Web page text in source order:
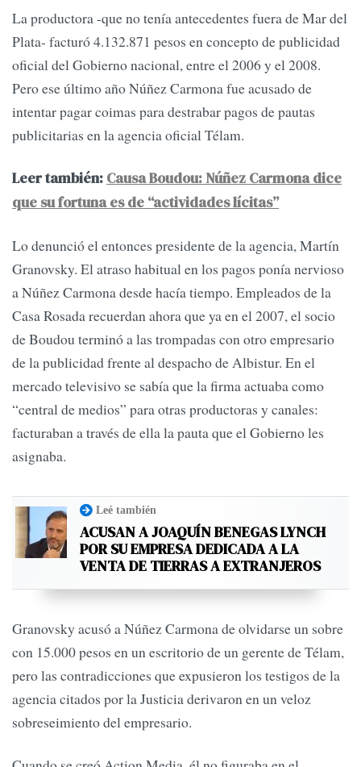
La productora -que no tenía antecedentes fuera de Mar del
Plata- facturó 4.132.871 pesos en concepto de publicidad
oficial del Gobierno nacional, entre el 2006 y el 2008.
Pero ese último año Núñez Carmona fue acusado de
intentar pagar coimas para destrabar pagos de pautas
publicitarias en la agencia oficial Télam.
Leer también: Causa Boudou: Núñez Carmona dice
que su fortuna es de “actividades lícitas”
Lo denunció el entonces presidente de la agencia, Martín
Granovsky. El atraso habitual en los pagos ponía nervioso
a Núñez Carmona desde hacía tiempo. Empleados de la
Casa Rosada recuerdan ahora que ya en el 2007, el socio
de Boudou terminó a las trompadas con otro empresario
de la publicidad frente al despacho de Albistur. En el
mercado televisivo se sabía que la firma actuaba como
“central de medios” para otras productoras y canales:
facturaban a través de ella la pauta que el Gobierno les
asignaba.
Leé también
ACUSAN A JOAQUÍN BENEGAS LYNCH
POR SU EMPRESA DEDICADA A LA
VENTA DE TIERRAS A EXTRANJEROS
Granovsky acusó a Núñez Carmona de olvidarse un sobre
con 15.000 pesos en un escritorio de un gerente de Télam,
pero las contradicciones que expusieron los testigos de la
agencia citados por la Justicia derivaron en un veloz
sobreseimiento del empresario.